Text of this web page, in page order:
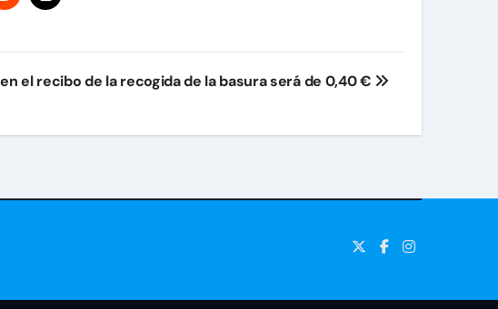
el recibo de la recogida de la basura será de 0,40 €